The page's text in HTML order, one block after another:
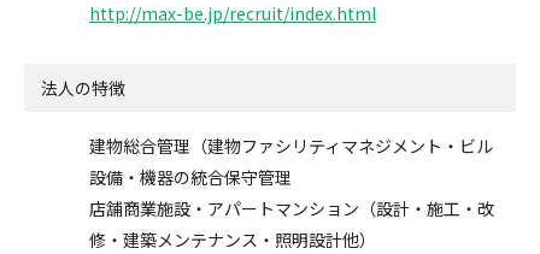
http://max-be.jp/recruit/index.html
法人の特徴
建物総合管理（建物ファシリティマネジメント・ビル
設備・機器の統合保守管理
店舗商業施設・アパートマンション（設計・施工・改
修・建築メンテナンス・照明設計他）